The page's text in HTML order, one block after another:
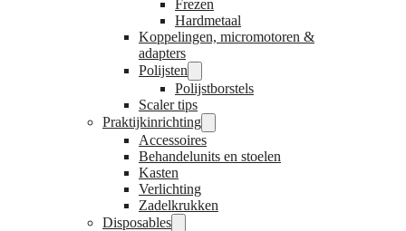
Frezen
Hardmetaal
Koppelingen, micromotoren &
adapters
Polijsten
Polijstborstels
Scaler tips
Praktijkinrichting
Accessoires
Behandelunits en stoelen
Kasten
Verlichting
Zadelkrukken
Disposables